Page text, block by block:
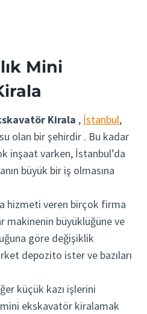
Mini
Kirala , İstanbul,
olan bir şehirdir . Bu kadar
inşaat varken, İstanbul’da
büyük bir iş olmasına
hizmeti veren birçok firma
makinenin büyüklüğüne ve
göre değişiklik
depozito ister ve bazıları
küçük kazı işlerini
ekskavatör kiralamak